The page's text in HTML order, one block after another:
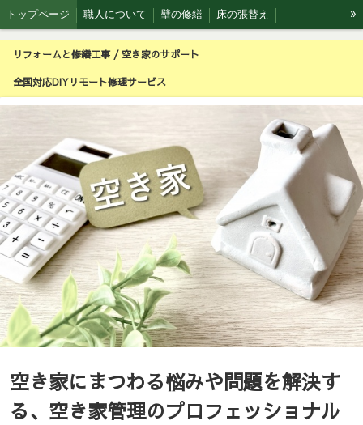
トップページ 職人について 壁の修繕 床の張替え
ピザ窯製作 森の工房 ウッドデッキ 空き家のお手伝い
»
リフォームと修繕工事 / 空き家のサポート
全国対応DIYリモート修理サービス
空き家にまつわる悩みや問題を解決す
る、空き家管理のプロフェッショナル